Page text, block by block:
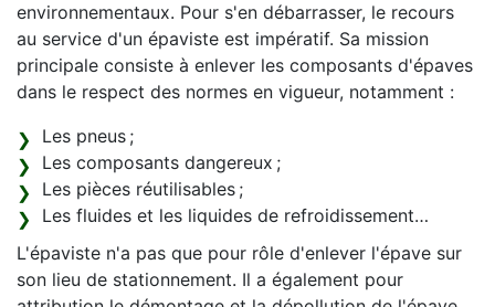
environnementaux. Pour s'en débarrasser, le recours
au service d'un épaviste est impératif. Sa mission
principale consiste à enlever les composants d'épaves
dans le respect des normes en vigueur, notamment :
Les pneus ;
Les composants dangereux ;
Les pièces réutilisables ;
Les fluides et les liquides de refroidissement…
L'épaviste n'a pas que pour rôle d'enlever l'épave sur
son lieu de stationnement. Il a également pour